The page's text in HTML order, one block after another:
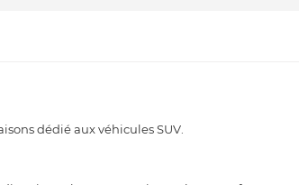
dédié aux véhicules SUV.